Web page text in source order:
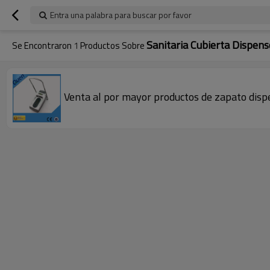
Entra una palabra para buscar por favor
Se Encontraron 1 Productos SobreSanitaria Cubierta
Venta al por mayor productos de zapato